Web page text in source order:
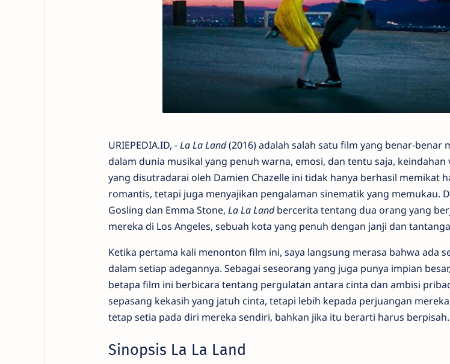
URIEPEDIA.ID, -La La Land(2016) adalah salah satu film yang benar-benar
dalam dunia musikal yang penuh warna, emosi, dan tentu saja, keindahan
yang disutradarai oleh Damien Chazelle ini tidak hanya berhasil memikat
romantis, tetapi juga menyajikan pengalaman sinematik yang memukau.
Gosling dan Emma Stone, La La Landbercerita tentang dua orang yang
mereka di Los Angeles, sebuah kota yang penuh dengan janji dan
Ketika pertama kali menonton film ini, saya langsung merasa bahwa ada
dalam setiap adegannya. Sebagai seseorang yang juga punya impian
betapa film ini berbicara tentang pergulatan antara cinta dan ambisi
sepasang kekasih yang jatuh cinta, tetapi lebih kepada perjuangan
tetap setia pada diri mereka sendiri, bahkan jika itu berarti harus berpisah.
Sinopsis La La Land